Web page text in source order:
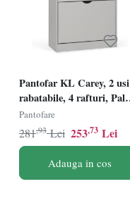
Pantofar KL Carey, 2 usi
rabatabile, 4 rafturi, Pal
Melaminat, compact,
60x24x83 cm, gri
Pantofare
253,73 Lei
281,93 Lei
Adauga in cos